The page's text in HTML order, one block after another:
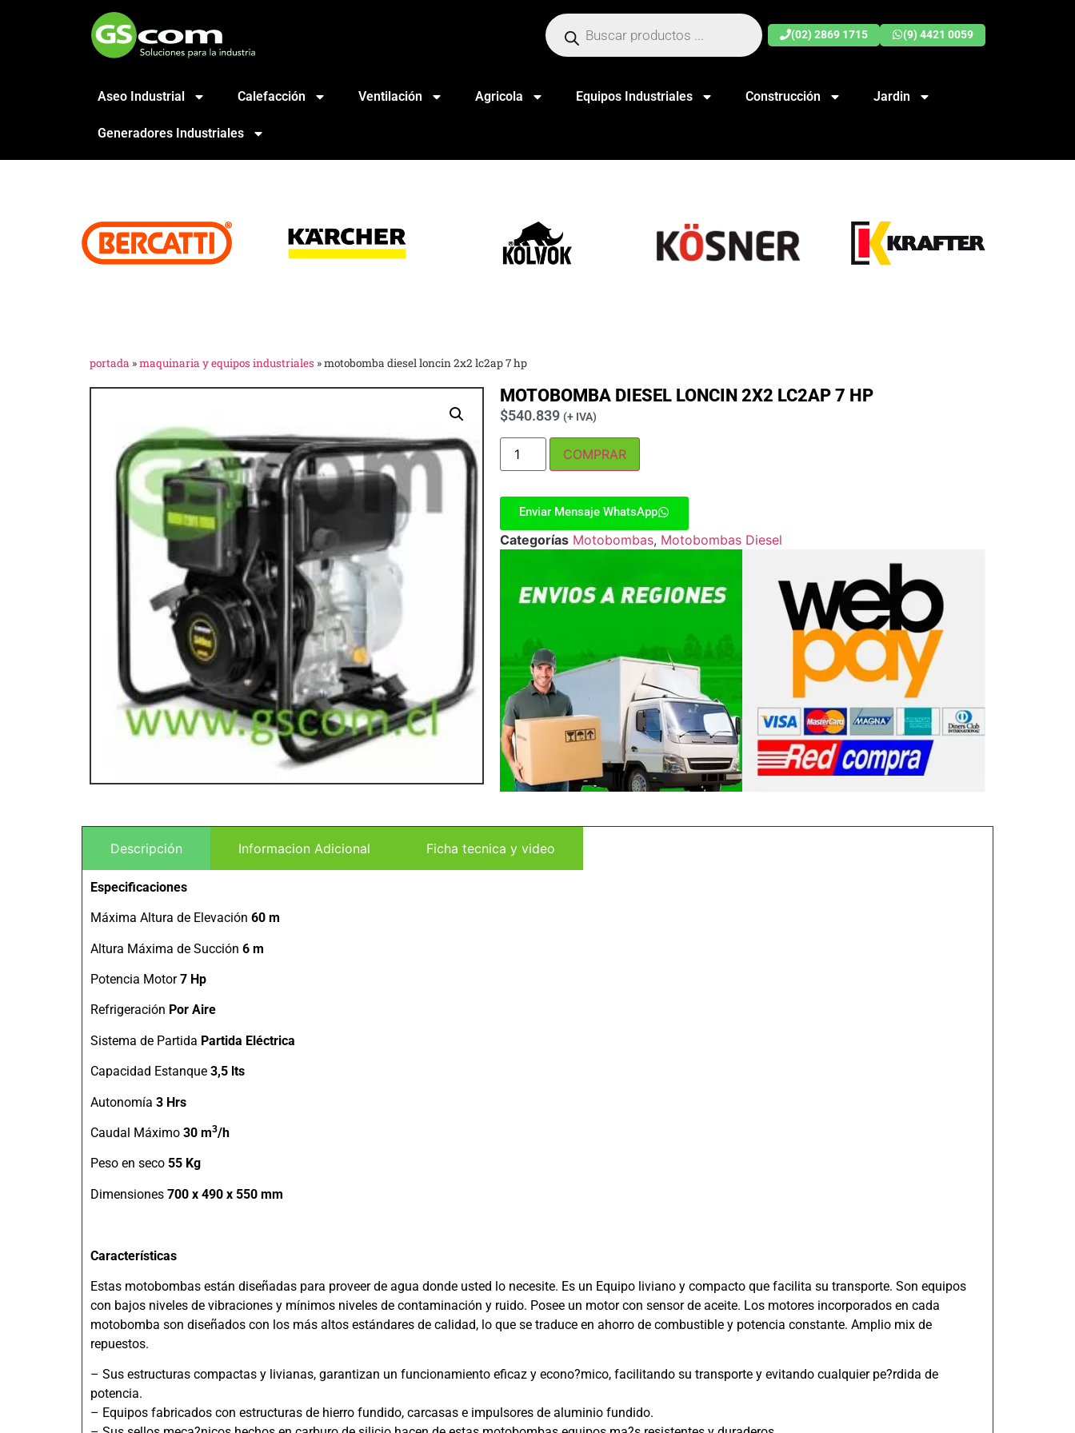
(02) 2869 1715 (9) 4421 0059
Aseo Industrial Calefacción Ventilación Agricola Equipos Industriales Construcción Jardin
Generadores Industriales
portada »maquinaria y equipos industriales »motobomba diesel loncin 2x2 lc2ap 7 hp
MOTOBOMBA DIESEL LONCIN 2X2 LC2AP 7 HP
$540.839 (+ IVA)
COMPRAR
Enviar Mensaje WhatsApp
Categorías Motobombas, Motobombas Diesel
Descripción Informacion Adicional Ficha tecnica y video
Especificaciones
Máxima Altura de Elevación 60 m
Altura Máxima de Succión 6 m
Potencia Motor7 Hp
Refrigeración Por Aire
Sistema de Partida Partida Eléctrica
Capacidad Estanque 3,5 lts
Autonomía 3 Hrs
Caudal Máximo 30 m3/h
Peso en seco 55 Kg
Dimensiones 700 x 490 x 550 mm
Características
Estas motobombas están diseñadas para proveer de agua donde usted lo necesite. Es un Equipo liviano y compacto que facilita su transporte. Son equipos
con bajos niveles de vibraciones y mínimos niveles de contaminación y ruido. Posee un motor con sensor de aceite. Los motores incorporados en cada
motobomba son diseñados con los más altos estándares de calidad, lo que se traduce en ahorro de combustible y potencia constante. Amplio mix de
repuestos.
– Sus estructuras compactas y livianas, garantizan un funcionamiento eficaz y econo?mico, facilitando su transporte y evitando cualquier pe?rdida de
potencia.
– Equipos fabricados con estructuras de hierro fundido, carcasas e impulsores de aluminio fundido.